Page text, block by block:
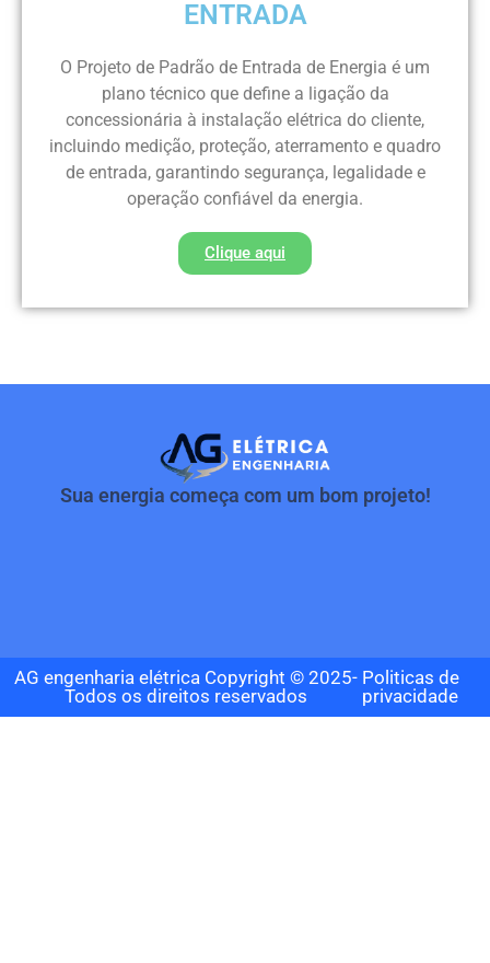
ENTRADA
O Projeto de Padrão de Entrada de Energia é um
plano técnico que define a ligação da
concessionária à instalação elétrica do cliente,
incluindo medição, proteção, aterramento e quadro
de entrada, garantindo segurança, legalidade e
operação confiável da energia.
Clique aqui
Sua energia começa com um bom projeto!
AG engenharia elétrica Copyright © 2025-
Todos os direitos reservados
Politicas de
privacidade